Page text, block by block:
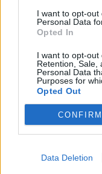
I want to opt-
Personal Data
Opted In
I want to opt-out
Retention, Sale,
Personal Data
Purposes for
Opted Out
CONFIRM
Data Deletion
6